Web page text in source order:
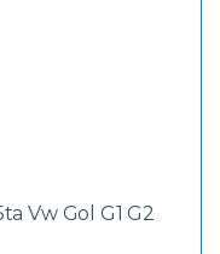
Vw Gol G1 G2